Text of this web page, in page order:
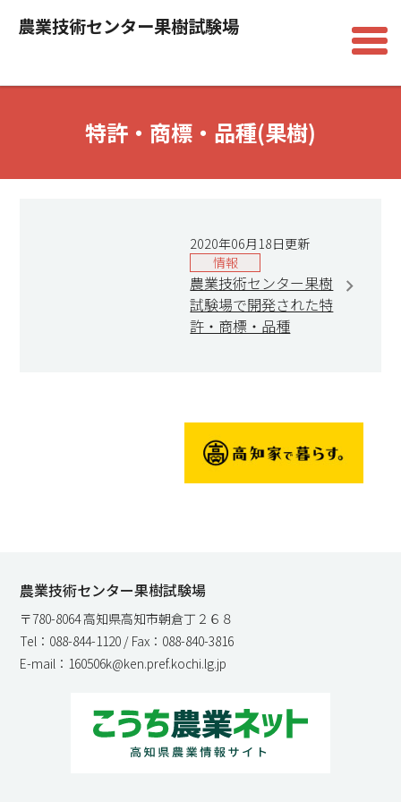
農業技術センター果樹試験場
特許・商標・品種(果樹)
2020年06月18日更新
情報
農業技術センター果樹
試験場で開発された特
許・商標・品種
農業技術センター果樹試験場
〒780-8064 高知県高知市朝倉丁２６８
Tel：088-844-1120 / Fax：088-840-3816
E-mail：160506k@ken.pref.kochi.lg.jp